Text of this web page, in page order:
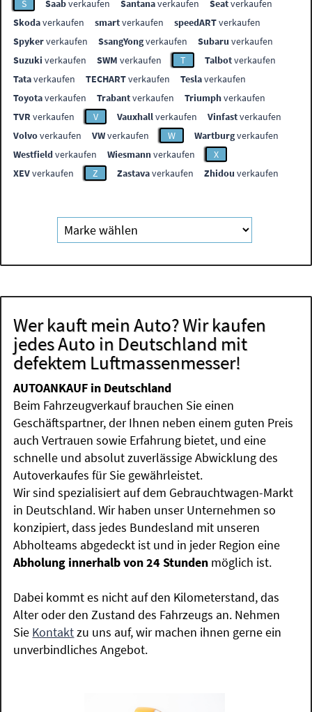
S Saabverkaufen Santanaverkaufen Seatverkaufen
Skodaverkaufen smartverkaufen speedARTverkaufen
Spykerverkaufen SsangYongverkaufen Subaru verkaufen
Suzuki verkaufen SWM verkaufen T Talbotverkaufen
Tataverkaufen TECHARTverkaufen Teslaverkaufen
Toyotaverkaufen Trabantverkaufen Triumphverkaufen
TVR verkaufen V Vauxhallverkaufen Vinfastverkaufen
Volvoverkaufen VWverkaufen W Wartburgverkaufen
Westfieldverkaufen Wiesmannverkaufen
X
XEVverkaufen Z Zastavaverkaufen Zhidou verkaufen
Wer kauft mein Auto? Wir kaufen
jedes Auto in Deutschland mit
defektem Luftmassenmesser!
AUTOANKAUF in Deutschland
Beim Fahrzeugverkauf brauchen Sie einen
Geschäftspartner, der Ihnen neben einem guten Preis
auch Vertrauen sowie Erfahrung bietet, und eine
schnelle und absolut zuverlässige Abwicklung des
Autoverkaufes für Sie gewährleistet.
Wir sind spezialisiert auf dem Gebrauchtwagen-Markt
in Deutschland. Wir haben unser Unternehmen so
konzipiert, dass jedes Bundesland mit unseren
Abholteams abgedeckt ist und in jeder Region eine
Abholung innerhalb von 24 Stunden möglich ist.
Dabei kommt es nicht auf den Kilometerstand, das
Alter oder den Zustand des Fahrzeugs an. Nehmen
Sie Kontaktzu uns auf, wir machen ihnen gerne ein
unverbindliches Angebot.